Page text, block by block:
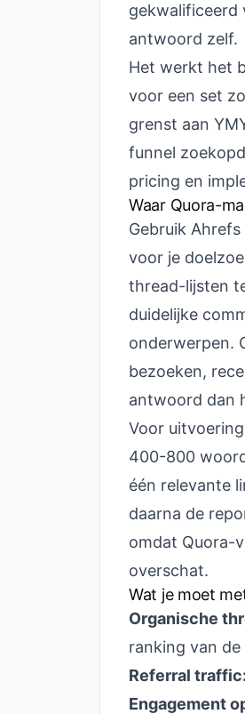
gekwalificeerd
antwoord zelf.
Het werkt het
voor een set
grenst aan
funnel
pricing en
Waar Quora-
Gebruik Ahrefs
voor je
thread-lijsten
duidelijke
onderwerpen.
bezoeken,
antwoord dan
Voor
400-800
één relevante
daarna de
omdat Quora-
overschat.
Wat je moet
Organische
ranking van
Referral traffic:
Engagement